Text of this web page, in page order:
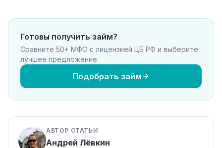
Готовы получить займ?
Сравните 50+ МФО с лицензией ЦБ РФ и выберите
лучшее предложение.
Подобрать займ
АВТОР СТАТЬИ
Андрей Лёвкин